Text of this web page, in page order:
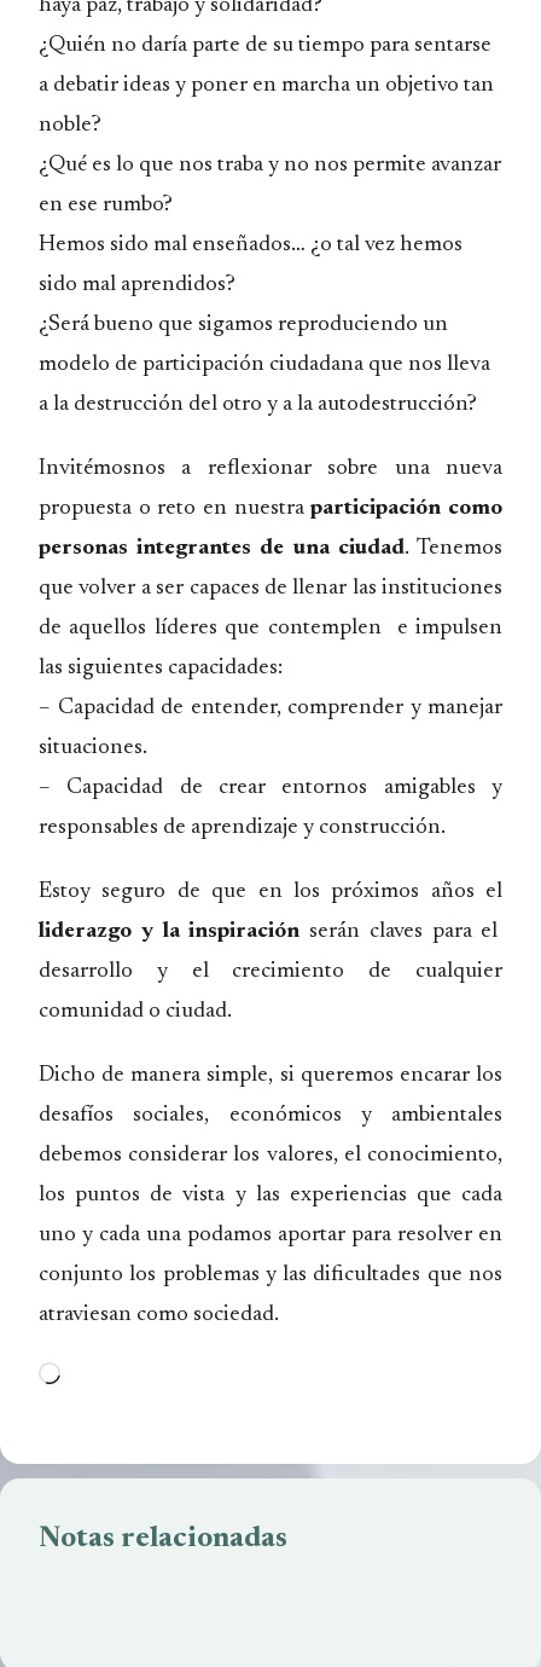
haya paz, trabajo y solidaridad?
¿Quién no daría parte de su tiempo para sentarse
a debatir ideas y poner en marcha un objetivo tan
noble?
¿Qué es lo que nos traba y no nos permite avanzar
en ese rumbo?
Hemos sido mal enseñados… ¿o tal vez hemos
sido mal aprendidos?
¿Será bueno que sigamos reproduciendo un
modelo de participación ciudadana que nos lleva
a la destrucción del otro y a la autodestrucción?
Invitémosnos a reflexionar sobre una nueva
propuesta o reto en nuestraparticipación como
personas integrantes de una ciudad. Tenemos
que volver a ser capaces de llenar las instituciones
de aquellos líderes que contemplen e impulsen
las siguientes capacidades:
– Capacidad de entender, comprender y manejar
situaciones.
– Capacidad de crear entornos amigables y
responsables de aprendizaje y construcción.
Estoy seguro de que en los próximos años el
liderazgo y la inspiración serán claves para el
desarrollo y el crecimiento de cualquier
comunidad o ciudad.
Dicho de manera simple, si queremos encarar los
desafíos sociales, económicos y ambientales
debemos considerar los valores, el conocimiento,
los puntos de vista y las experiencias que cada
uno y cada una podamos aportar para resolver en
conjunto los problemas y las dificultades que nos
atraviesan como sociedad.
Cargando...
Notas relacionadas
Despidos anunciados requieren solidaridad y